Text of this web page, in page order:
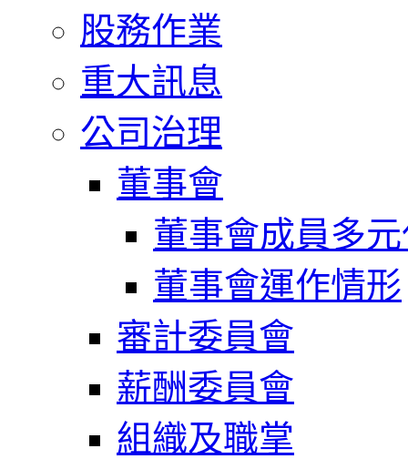
股務作業
重大訊息
公司治理
董事會
董事會成員多
董事會運作情形
審計委員會
薪酬委員會
組織及職掌